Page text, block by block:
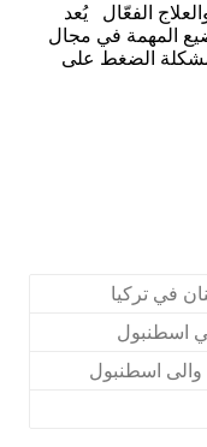
الفعّال يُعد
المهمة في مجال
الضغط على
في تركيا
في اسطنبول
والى اسطنبول